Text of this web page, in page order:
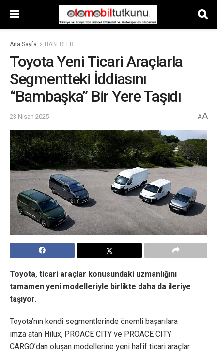
Ana Sayfa HABERLER
Toyota Yeni Ticari Araçlarla
Segmentteki İddiasını
“Bambaşka” Bir Yere Taşıdı
23 Nisan 2025 AA
Toyota, ticari araçlar konusundaki uzmanlığını
tamamen yeni modelleriyle birlikte daha da ileriye
taşıyor.
Toyota’nın kendi segmentlerinde önemli başarılara
imza atan Hilux, PROACE CITY ve PROACE CITY
CARGO’dan oluşan modellerine yeni hafif ticari araçlar